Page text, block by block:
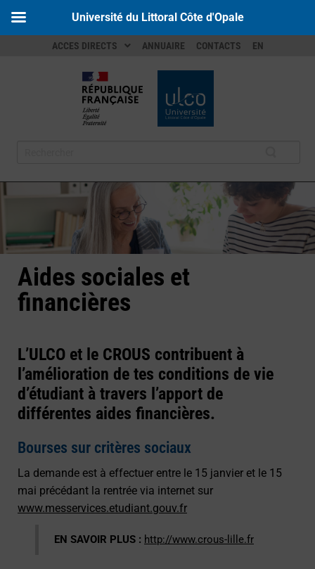
ACCES DIRECTS ANNUAIRE CONTACTS EN
Aides sociales et
financières
L’ULCO et le CROUS contribuent à
l’amélioration de tes conditions de vie
d’étudiant à travers l’apport de
différentes aides financières.
Bourses sur critères sociaux
La demande est à effectuer entre le 15 janvier et le 15
mai précédant la rentrée via internet sur
www.messervices.etudiant.gouv.fr
EN SAVOIR PLUS : http://www.crous-lille.fr
Université du Littoral Côte d'Opale